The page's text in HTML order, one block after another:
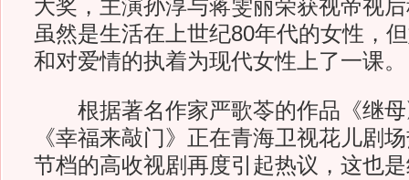
大奖，主演孙淳与蒋雯丽荣获视帝视
虽然是生活在上世纪80年代的女性，
和对爱情的执着为现代女性上了一课。
根据著名作家严歌苓的作品《继母
《幸福来敲门》正在青海卫视花儿剧
节档的高收视剧再度引起热议，这也